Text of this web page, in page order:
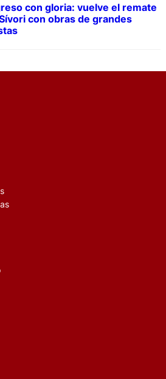
con gloria: vuelve el remate
con obras de grandes